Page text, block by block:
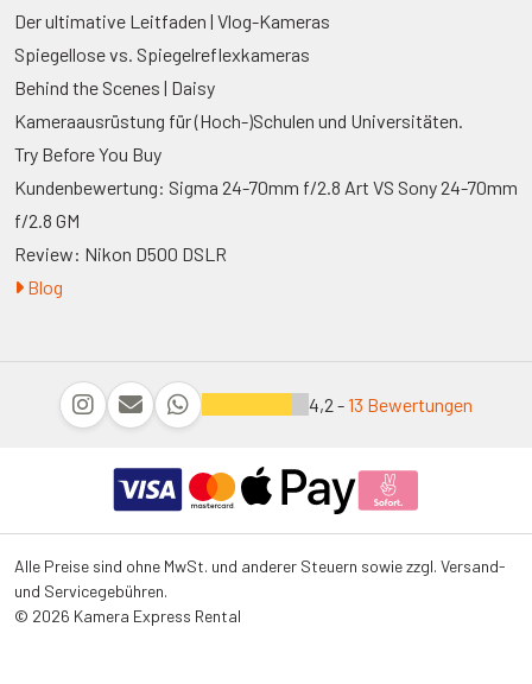
Der ultimative Leitfaden | Vlog-Kameras
Spiegellose vs. Spiegelreflexkameras
Behind the Scenes | Daisy
Kameraausrüstung für (Hoch-)Schulen und Universitäten.
Try Before You Buy
Kundenbewertung: Sigma 24-70mm f/2.8 Art VS Sony 24-70mm
f/2.8 GM
Review: Nikon D500 DSLR
Blog
4,2 -13 Bewertungen
Alle Preise sind ohne MwSt. und anderer Steuern sowie zzgl. Versand-
und Servicegebühren.
© 2026 Kamera Express Rental